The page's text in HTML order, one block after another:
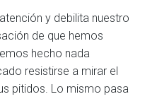
y debilita nuestro
de que hemos
hecho nada
resistirse a mirar el
pitidos. Lo mismo pasa